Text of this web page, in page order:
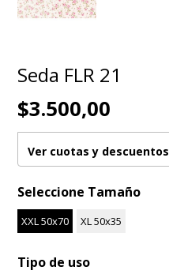
Seda FLR 21
$3.500,00
Ver cuotas y descuentos
Seleccione Tamaño
XXL 50x70 XL 50x35
Tipo de uso